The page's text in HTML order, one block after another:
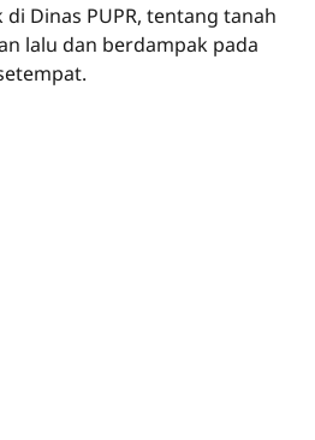
Dinas PUPR, tentang tanah
lalu dan berdampak pada